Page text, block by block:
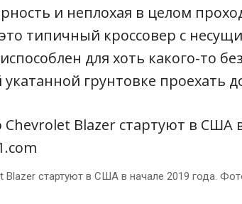
и неплохая в целом
типичный кроссовер с
для хоть какого-то
грунтовке проехать
Blazer стартуют в США в начале 2019 года.